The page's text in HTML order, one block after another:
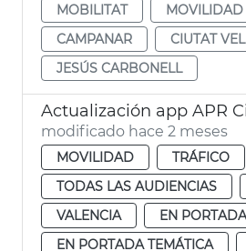
MOBILITAT
MOVILIDAD
CAMPANAR
CIUTAT
JESÚS CARBONELL
modificado hace 2 meses
MOVILIDAD
TRÁFICO
TODAS LAS AUDIENCIAS
VALENCIA
EN PORTADA
EN PORTADA TEMÁTICA